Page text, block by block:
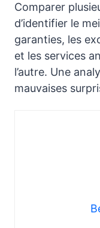
Comparer
d’identifier le
garanties, les
et les services
l’autre. Une
mauvaises